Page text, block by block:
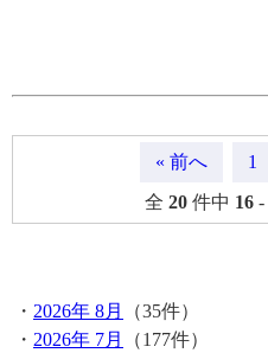
« 前へ 1
全 20件中 16-
・ 2026年 8月
（35件）
・ 2026年 7月
（177件）